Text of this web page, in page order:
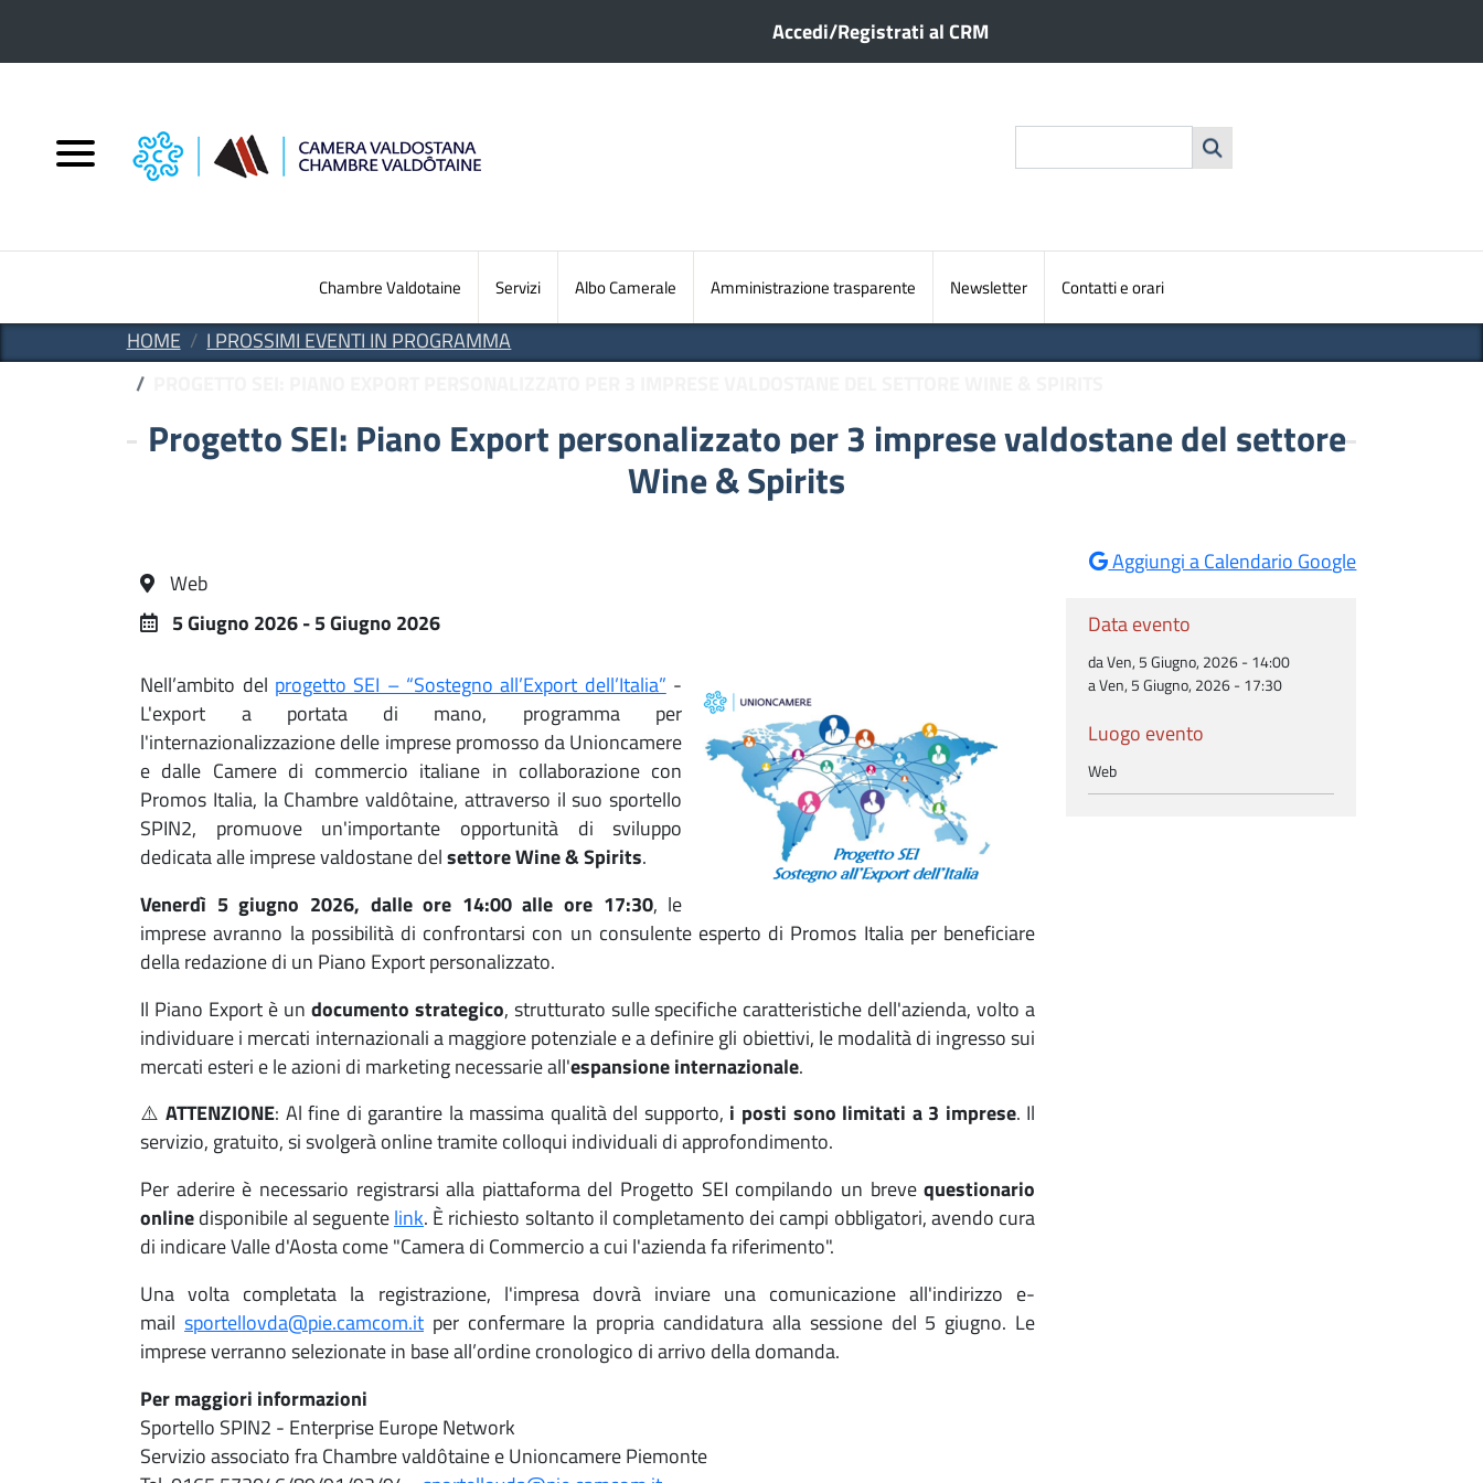
Menu profilo utente
Accedi/Registrati al CRM
Cerca
Sezioni principali
Chambre Valdotaine Servizi Albo Camerale Amministrazione trasparente Newsletter Contatti e orari
HOME
I PROSSIMI EVENTI IN PROGRAMMA
Progetto SEI: Piano Export personalizzato per 3 imprese valdostane del settore
Wine & Spirits
Aggiungi a Calendario Google
Data evento
da Ven, 5 Giugno, 2026 - 14:00
a Ven, 5 Giugno, 2026 - 17:30
Luogo evento
Web
Web
5 Giugno 2026 - 5 Giugno 2026
Nell’ambito del progetto SEI – “Sostegno all’Export dell’Italia” -
L'export a portata di mano, programma per
l'internazionalizzazione delle imprese promosso da Unioncamere
e dalle Camere di commercio italiane in collaborazione con
Promos Italia, la Chambre valdôtaine, attraverso il suo sportello
SPIN2, promuove un'importante opportunità di sviluppo
dedicata alle imprese valdostane delsettore Wine & Spirits.
Venerdì 5 giugno 2026, dalle ore 14:00 alle ore 17:30, le
imprese avranno la possibilità di confrontarsi con un consulente esperto di Promos Italia per beneficiare
della redazione di un Piano Export personalizzato.
Il Piano Export è un documento strategico, strutturato sulle specifiche caratteristiche dell'azienda, volto a
individuare i mercati internazionali a maggiore potenziale e a definire gli obiettivi, le modalità di ingresso sui
mercati esteri e le azioni di marketing necessarie all'espansione internazionale.
⚠️ATTENZIONE: Al fine di garantire la massima qualità del supporto, i posti sono limitati a 3 imprese. Il
servizio, gratuito, si svolgerà online tramite colloqui individuali di approfondimento.
Per aderire è necessario registrarsi alla piattaforma del Progetto SEI compilando un brevequestionario
onlinedisponibile al seguentelink. È richiesto soltanto il completamento dei campi obbligatori, avendo cura
di indicare Valle d'Aosta come "Camera di Commercio a cui l'azienda fa riferimento".
Una volta completata la registrazione, l'impresa dovrà inviare una comunicazione all'indirizzo e-
mailsportellovda@pie.camcom.it per confermare la propria candidatura alla sessione del 5 giugno. Le
imprese verranno selezionate in base all’ordine cronologico di arrivo della domanda.
Per maggiori informazioni
Sportello SPIN2 - Enterprise Europe Network
Servizio associato fra Chambre valdôtaine e Unioncamere Piemonte